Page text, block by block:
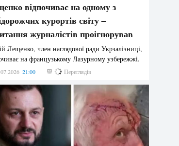
відпочиває на одному з
курортів світу –
журналістів проігнорував
Лещенко, член наглядової ради Укрзалізниці,
на французькому Лазурному узбережжі.
21:00 206 Переглядів